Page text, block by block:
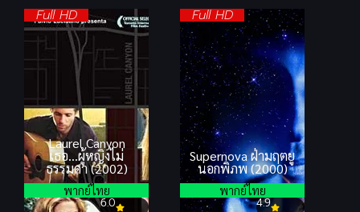
Full HD
Laurel Canyon
เธอ…ผู้หญิงไม่
ธรรมดา (2002)
6.0
พากย์ไทย
Full HD
Supernova ฝ่ามฤตยู
นอกพิภพ (2000)
4.9
พากย์ไทย